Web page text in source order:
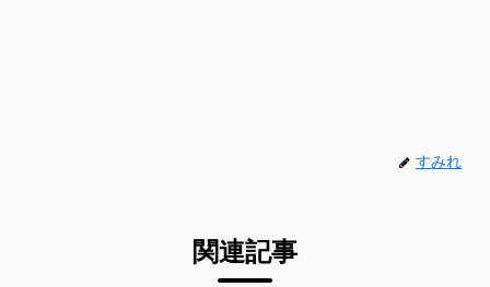
すみれ
関連記事